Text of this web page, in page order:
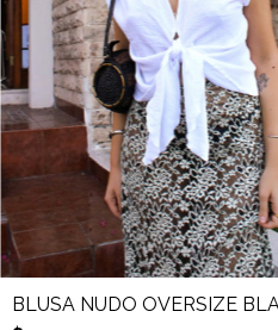
BLUSA NUDO OVERSIZE